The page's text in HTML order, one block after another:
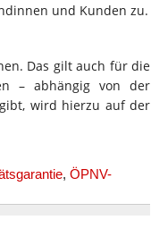
und Kunden zu.
Das gilt auch für die
– abhängig von der
wird hierzu auf der
, ÖPNV-